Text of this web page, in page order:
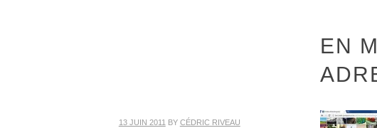
EN
13 JUIN 2011 BY CÉDRIC RIVEAU